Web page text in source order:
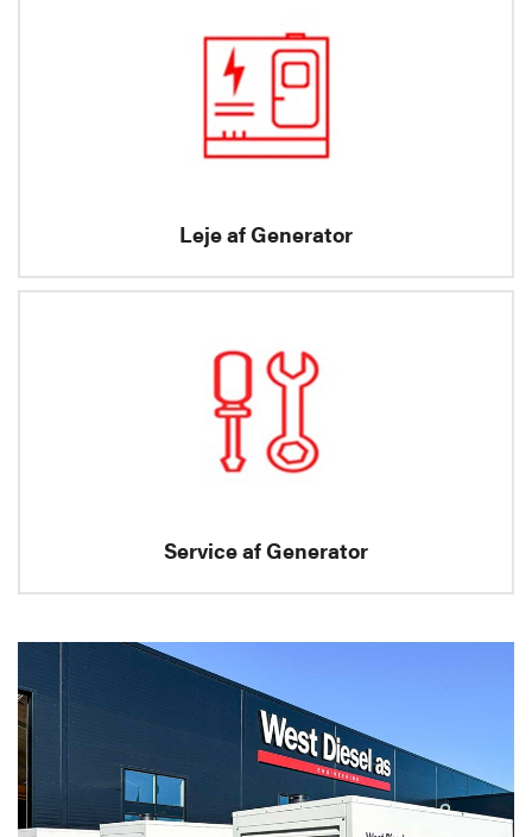
Leje af Generator
Service af Generator